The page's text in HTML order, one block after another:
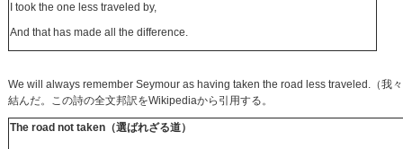
I took the one less traveled by,
And that has made all the difference.
We will always remember Seymour as having taken the road less traveled.（我
結んだ。この詩の全文邦訳をWikipediaから引用する。
The road not taken（選ばれざる道）